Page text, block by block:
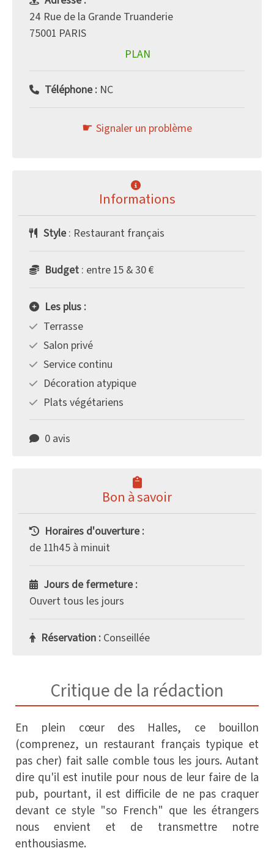
24 Rue de la Grande Truanderie
75001 PARIS
PLAN
Téléphone : NC
Signaler un problème
Informations
Style : Restaurant français
Budget : entre 15 & 30 €
Les plus :
Terrasse
Salon privé
Service continu
Décoration atypique
Plats végétariens
0 avis
Bon à savoir
Horaires d'ouverture :
de 11h45 à minuit
Jours de fermeture :
Ouvert tous les jours
Réservation : Conseillée
Critique de la rédaction
En plein cœur des Halles, ce bouillon
(comprenez, un restaurant français typique et
pas cher) fait salle comble tous les jours. Autant
dire qu'il est inutile pour nous de leur faire de la
pub, pourtant, il est difficile de ne pas craquer
devant ce style "so French" que les étrangers
nous envient et de transmettre notre
enthousiasme.